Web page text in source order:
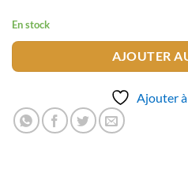
En stock
AJOUTER
Ajouter